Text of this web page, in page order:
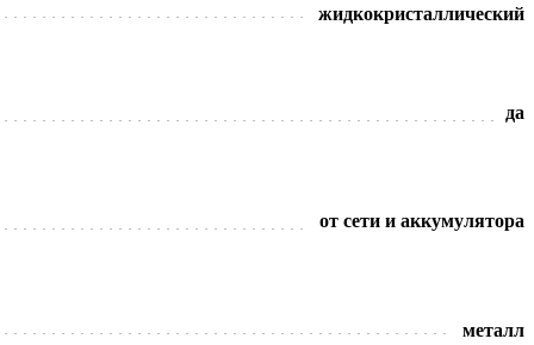
жидкокристаллический
да
от сети и аккумулятора
металл